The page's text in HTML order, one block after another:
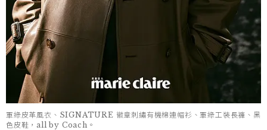
軍綠皮革風衣、SIGNATURE 徽章刺繡有機棉連帽衫、軍綠工裝長褲、黑
色皮鞋，all by Coach。